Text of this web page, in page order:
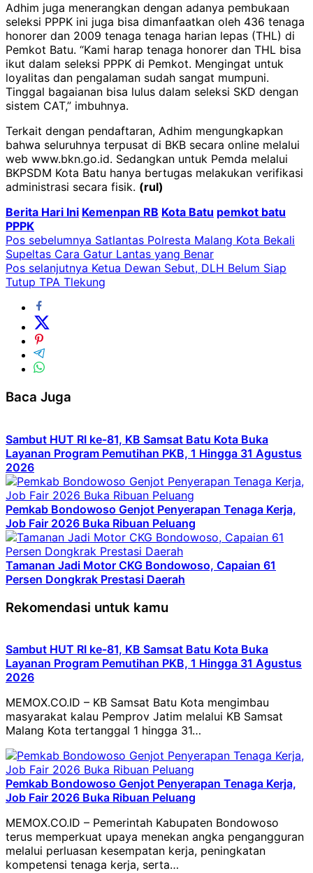
Adhim juga menerangkan dengan adanya pembukaan
seleksi PPPK ini juga bisa dimanfaatkan oleh 436 tenaga
honorer dan 2009 tenaga tenaga harian lepas (THL) di
Pemkot Batu. “Kami harap tenaga honorer dan THL bisa
ikut dalam seleksi PPPK di Pemkot. Mengingat untuk
loyalitas dan pengalaman sudah sangat mumpuni.
Tinggal bagaianan bisa lulus dalam seleksi SKD dengan
sistem CAT,” imbuhnya.
Terkait dengan pendaftaran, Adhim mengungkapkan
bahwa seluruhnya terpusat di BKB secara online melalui
web www.bkn.go.id. Sedangkan untuk Pemda melalui
BKPSDM Kota Batu hanya bertugas melakukan verifikasi
administrasi secara fisik. (rul)
Berita Hari Ini Kemenpan RB Kota Batu pemkot batu
PPPK
Navigasi
pos
Pos sebelumnya Satlantas Polresta Malang Kota Bekali
Supeltas Cara Gatur Lantas yang Benar
Pos selanjutnya Ketua Dewan Sebut, DLH Belum Siap
Tutup TPA Tlekung
Baca Juga
Sambut HUT RI ke-81, KB Samsat Batu Kota Buka
Layanan Program Pemutihan PKB, 1 Hingga 31 Agustus
2026
Pemkab Bondowoso Genjot Penyerapan Tenaga Kerja,
Job Fair 2026 Buka Ribuan Peluang
Tamanan Jadi Motor CKG Bondowoso, Capaian 61
Persen Dongkrak Prestasi Daerah
Rekomendasi untuk kamu
Sambut HUT RI ke-81, KB Samsat Batu Kota Buka
Layanan Program Pemutihan PKB, 1 Hingga 31 Agustus
2026
MEMOX.CO.ID – KB Samsat Batu Kota mengimbau
masyarakat kalau Pemprov Jatim melalui KB Samsat
Malang Kota tertanggal 1 hingga 31…
Pemkab Bondowoso Genjot Penyerapan Tenaga Kerja,
Job Fair 2026 Buka Ribuan Peluang
MEMOX.CO.ID – Pemerintah Kabupaten Bondowoso
terus memperkuat upaya menekan angka pengangguran
melalui perluasan kesempatan kerja, peningkatan
kompetensi tenaga kerja, serta…